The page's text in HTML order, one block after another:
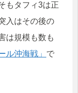
もタフィ3は正
入はその後の
は規模も数も
ル沖海戦」 で